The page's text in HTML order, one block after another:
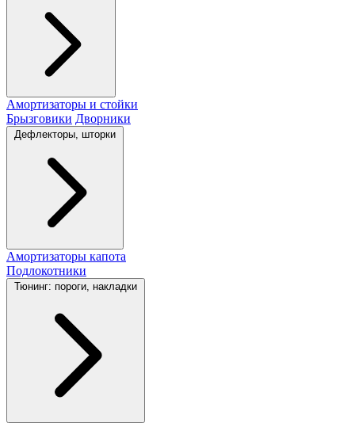
Амортизаторы и стойки
Брызговики Дворники
Дефлекторы, шторки
Амортизаторы капота
Подлокотники
Тюнинг: пороги, накладки